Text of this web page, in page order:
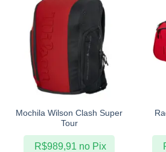
Mochila Wilson Clash Super
Tour
R$989,91 no Pix